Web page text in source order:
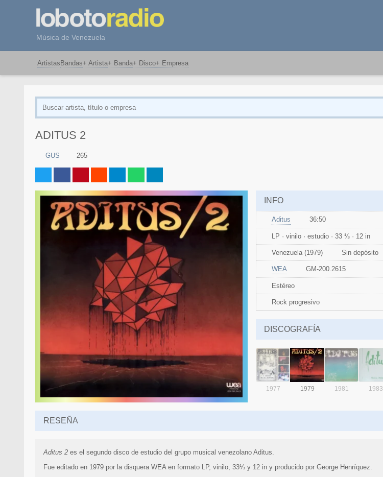
Música de Venezuela
Artistas Bandas+ Artista+ Banda+ Disco+ Empresa
ADITUS 2
GUS 265
INFO
Aditus 36:50
LP · vinilo · estudio · 33 ⅓ · 12 in
Venezuela (1979) Sin depósito
WEA GM-200.2615
Estéreo
Rock progresivo
DISCOGRAFÍA
1977 1979 1981 1983
RESEÑA
Aditus 2 es el segundo disco de estudio del grupo musical venezolano Aditus.
Fue editado en 1979 por la disquera WEA en formato LP, vinilo, 33⅓ y 12 in y producido por George Henríquez.